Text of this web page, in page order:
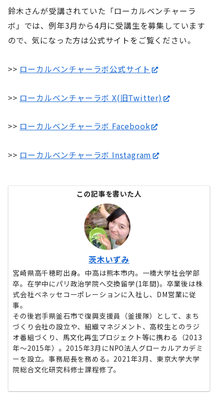
鈴木さんが受講されていた「ローカルベンチャーラ
ボ」では、例年3月から4月に受講生を募集しています
ので、気になった方は公式サイトをご覧ください。
>> ローカルベンチャーラボ公式サイト
>> ローカルベンチャーラボ X(旧Twitter)
>> ローカルベンチャーラボ Facebook
>> ローカルベンチャーラボ Instagram
この記事を書いた人
茨木いずみ
宮崎県高千穂町出身。中高は熊本市内。一橋大学社会学部
卒。在学中にパリ政治学院へ交換留学(1年間)。卒業後は株
式会社ベネッセコーポレーションに入社し、DM営業に従
事。
その後岩手県釜石市で復興支援員（釜援隊）として、まち
づくり会社の設立や、組織マネジメント、高校生とのラジ
オ番組づくり、馬文化再生プロジェクト等に携わる（2013
年～2015年）。2015年3月にNPO法人グローカルアカデミ
ーを設立。事務局長を務める。2021年3月、東京大学大学
院総合文化研究科修士課程修了。